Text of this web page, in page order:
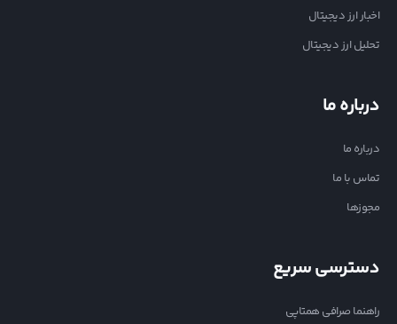
اخبار ارز دیجیتال
تحلیل ارز دیجیتال
درباره ما
درباره ما
تماس با ما
مجوزها
دسترسی سریع
راهنما صرافی همتاپی